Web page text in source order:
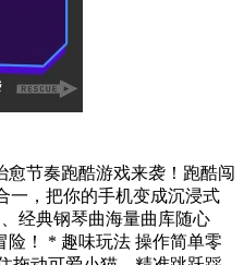
节奏跑酷游戏来袭！跑酷闯
一，把你的手机变成沉浸式
经典钢琴曲海量曲库随心
险！ * 趣味玩法 操作简单零